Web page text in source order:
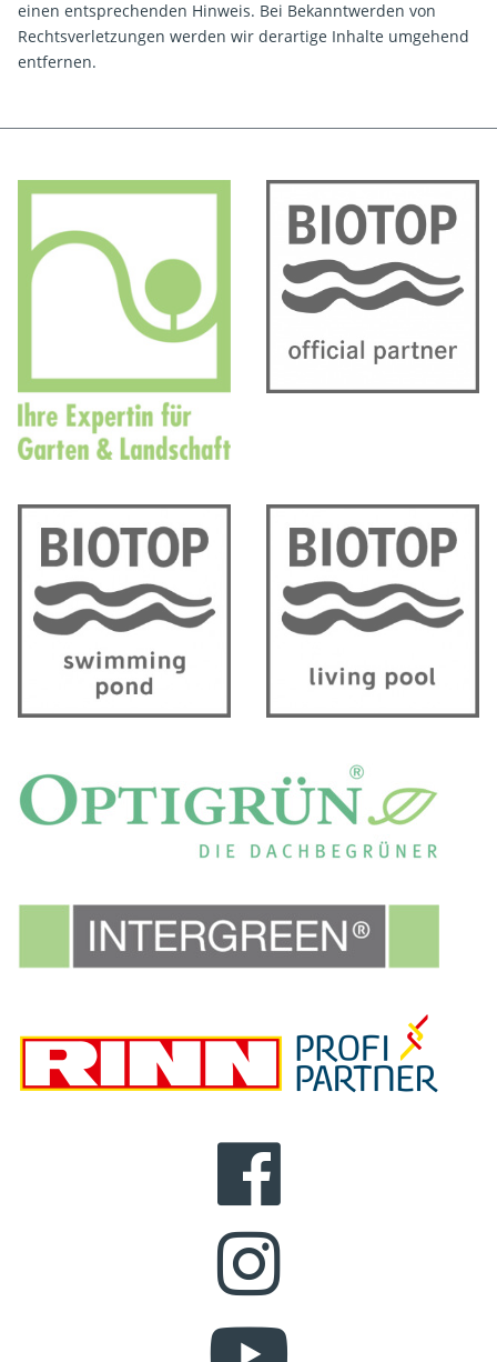
einen entsprechenden Hinweis. Bei Bekanntwerden von
Rechtsverletzungen werden wir derartige Inhalte umgehend
entfernen.